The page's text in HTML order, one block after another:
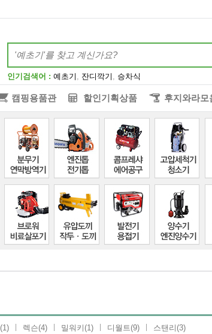
인기검색어 : 예초기 , 잔디깍기 , 승차식
캠핑용품관 할인기획상품 후지와라모
(1) 렉슨(4) 밀워키 (1) 디월트(9) 스탠리 (3)